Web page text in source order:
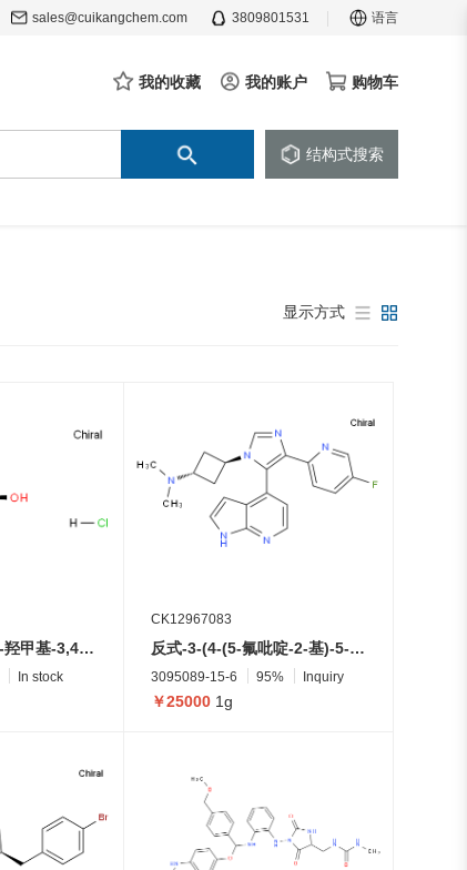
语言
sales@cuikangchem.com 3809801531
我的收藏 我的账户 购物车
结构式搜索
显示方式
(2R,3R,4R,5S)-2-羟甲基-3,4,5-三羟基哌啶盐酸盐
In stock
CK12967083
反式-3-(4-(5-氟吡啶-2-基)-5-(1H-吡咯并[2,3-b]吡啶-4-基)-1H-咪唑-1-基)-N,N-二甲基环丁烷-1-胺
3095089-15-6 95% Inquiry
￥25000 1g